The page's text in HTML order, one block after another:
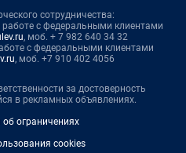
сотрудничества:
с федеральными клиентами
, моб. + 7 982 640 34 32
с федеральными клиентами
, моб. +7 910 402 4056
за достоверность
в рекламных объявлениях.
ограничениях
cookies